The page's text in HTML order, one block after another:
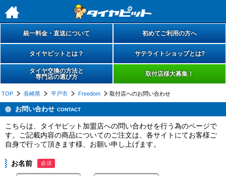
h
統一料金・直送について 初めてご利用の方へ
タイヤピットとは？ サテライトショップとは?
タイヤ交換の方法と
専門店の選び方
取付店様大募集！
TOP 長崎県 平戸市 Freedom 取付店へのお問い合わせ
お問い合わせ CONTACT
こちらは、タイヤピット加盟店への問い合わせを行う為のページで
す。ご記載内容の商品についてのご注文は、各サイトにてお客様ご
自身で行って頂きます様、お願い申し上げます。
お名前 必須